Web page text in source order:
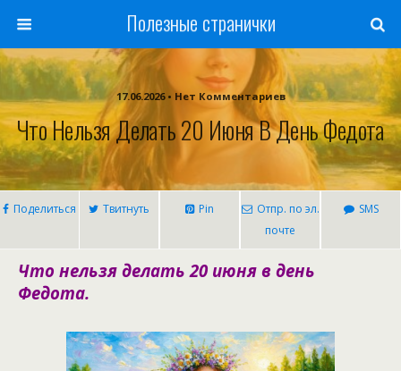
Полезные странички
17.06.2026 • Нет Комментариев
Что Нельзя Делать 20 Июня В День Федота
Поделиться Твитнуть Pin
Отпр. по эл.
почте
SMS
Что нельзя делать 20 июня в день
Федота.